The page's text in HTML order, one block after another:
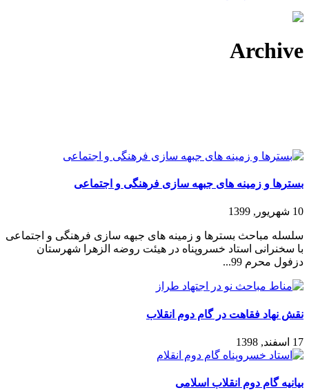
Archive
بسترها و زمینه های جبهه سازی فرهنگی و اجتماعی
10 شهریور, 1399
سلسله مباحث بسترها و زمینه های جبهه سازی فرهنگی و اجتماعی
با سخنرانی استاد خسروپناه در هیئت روضه الزهرا شهرستان
دزفول محرم 99...
نقش نهاد فقاهت در گام دوم انقلاب
17 اسفند, 1398
بیانیه گام دوم انقلاب اسلامی